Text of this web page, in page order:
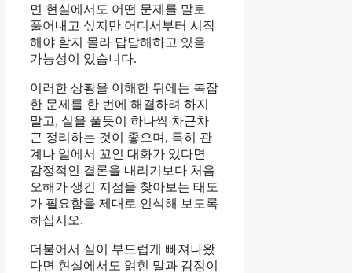
면 현실에서도 어떤 문제를 말로
풀어내고 싶지만 어디서부터 시작
해야 할지 몰라 답답해하고 있을
가능성이 있습니다.
이러한 상황을 이해한 뒤에는 복잡
한 문제를 한 번에 해결하려 하지
말고, 실을 풀듯이 하나씩 차근차
근 정리하는 것이 좋으며, 특히 관
계나 일에서 꼬인 대화가 있다면
감정적인 결론을 내리기보다 처음
오해가 생긴 지점을 찾아보는 태도
가 필요함을 제대로 인식해 보도록
하십시오.
더불어서 실이 부드럽게 빠져나왔
다면 현실에서도 얽힌 말과 감정이